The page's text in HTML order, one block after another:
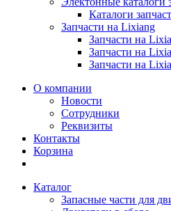
Каталоги
Запчасти на Lixiang
Запчасти на
Запчасти на
Запчасти на
О компании
Новости
Сотрудники
Реквизиты
Контакты
Корзина
Каталог
Запасные части для